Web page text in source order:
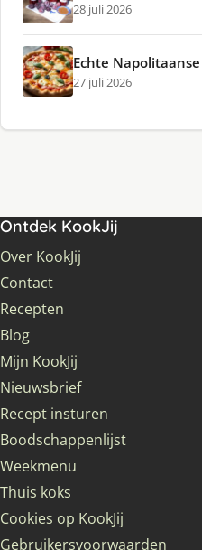
28 juli 2026
Echte Napolitaanse
27 juli 2026
Ontdek KookJij
Over KookJij
Contact
Recepten
Blog
Mijn KookJij
Nieuwsbrief
Recept insturen
Boodschappenlijst
Weekmenu
Thuis koks
Cookies op KookJij
Gebruikersvoorwaarden